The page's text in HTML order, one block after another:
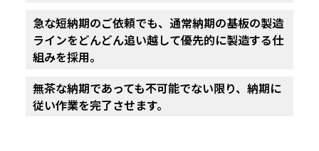
急な短納期のご依頼でも、通常納期の基板の製造
ラインをどんどん追い越して優先的に製造する仕
組みを採用。
無茶な納期であっても不可能でない限り、 納期に
従い作業を完了させます。